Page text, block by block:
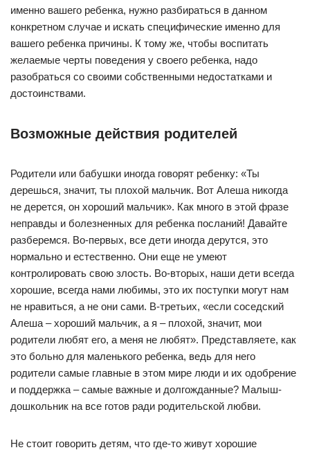
именно вашего ребенка, нужно разбираться в данном
конкретном случае и искать специфические именно для
вашего ребенка причины. К тому же, чтобы воспитать
желаемые черты поведения у своего ребенка, надо
разобраться со своими собственными недостатками и
достоинствами.
Возможные действия родителей
Родители или бабушки иногда говорят ребенку: «Ты
дерешься, значит, ты плохой мальчик. Вот Алеша никогда
не дерется, он хороший мальчик». Как много в этой фразе
неправды и болезненных для ребенка посланий! Давайте
разберемся. Во-первых, все дети иногда дерутся, это
нормально и естественно. Они еще не умеют
контролировать свою злость. Во-вторых, наши дети всегда
хорошие, всегда нами любимы, это их поступки могут нам
не нравиться, а не они сами. В-третьих, «если соседский
Алеша – хороший мальчик, а я – плохой, значит, мои
родители любят его, а меня не любят». Представляете, как
это больно для маленького ребенка, ведь для него
родители самые главные в этом мире люди и их одобрение
и поддержка – самые важные и долгожданные? Малыш-
дошкольник на все готов ради родительской любви.
Не стоит говорить детям, что где-то живут хорошие